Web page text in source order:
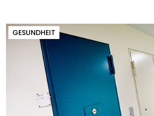
GESUNDHEIT